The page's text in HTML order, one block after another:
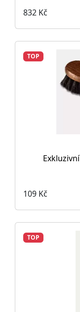
832 Kč
TOP
109 Kč
TOP